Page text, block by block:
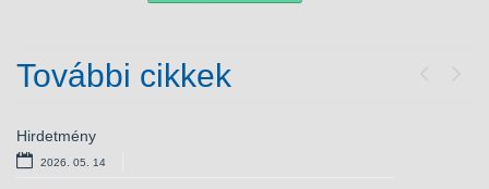
További cikkek
Hirdetmény
2026. 05. 14
Bursa Hungarica ösztöndíjpályázat
2025. 10. 28